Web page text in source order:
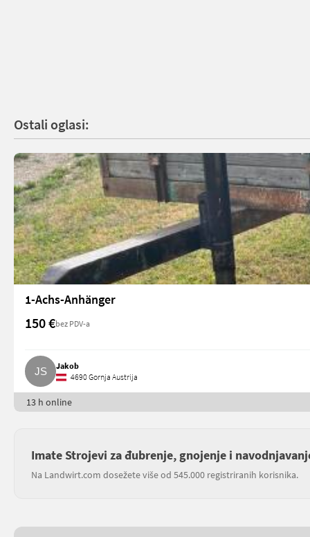
Ostali oglasi:
1-Achs-Anhänger
150 €bez PDV-a
Jakob
4690 Gornja Austrija
13 h online
Imate Strojevi za đubrenje, gnojenje i
Na Landwirt.com dosežete više od 545.000 registriranih korisnika.